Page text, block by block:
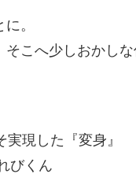
。
こへ少しおかし
現した『変身』
びくん